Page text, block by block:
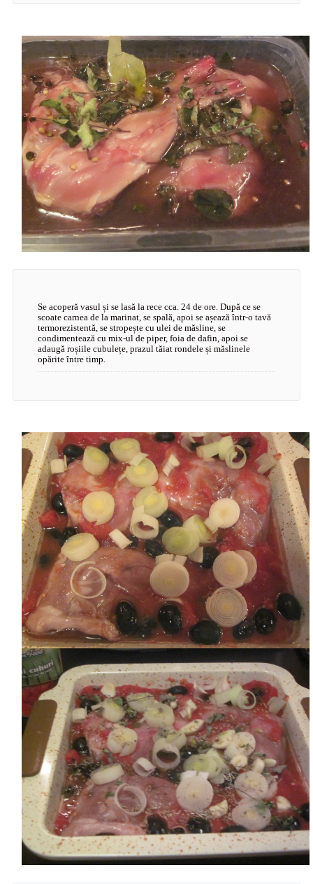
Se acoperă vasul și se lasă la rece cca. 24 de ore. După ce se
scoate carnea de la marinat, se spală, apoi se așează într-o tavă
termorezistentă, se stropește cu ulei de măsline, se
condimentează cu mix-ul de piper, foia de dafin, apoi se
adaugă roșiile cubulețe, prazul tăiat rondele și măslinele
opărite între timp.